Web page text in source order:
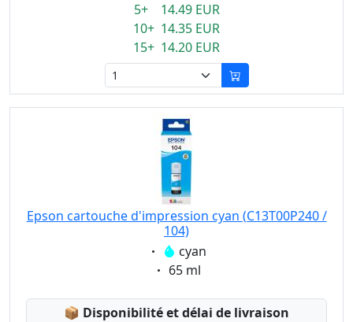
5+ 14.49 EUR
10+ 14.35 EUR
15+ 14.20 EUR
Epson cartouche d'impression cyan (C13T00P240 /
104)
Eigenschaft:
cyan
Eigenschaft:
65 ml
📦 Lagerstatus:
Disponibilité et délai de livraison